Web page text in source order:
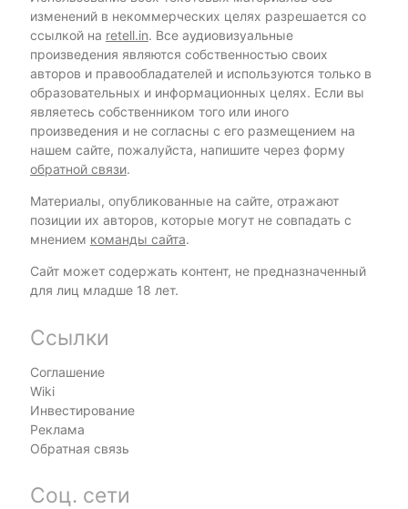
изменений в некоммерческих целях разрешается со
ссылкой на retell.in. Все аудиовизуальные
произведения являются собственностью своих
авторов и правообладателей и используются только в
образовательных и информационных целях. Если вы
являетесь собственником того или иного
произведения и не согласны с его размещением на
нашем сайте, пожалуйста, напишите через форму
обратной связи.
Материалы, опубликованные на сайте, отражают
позиции их авторов, которые могут не совпадать с
мнением команды сайта.
Сайт может содержать контент, не предназначенный
для лиц младше 18 лет.
Ссылки
Соглашение
Wiki
Инвестирование
Реклама
Обратная связь
Соц. сети